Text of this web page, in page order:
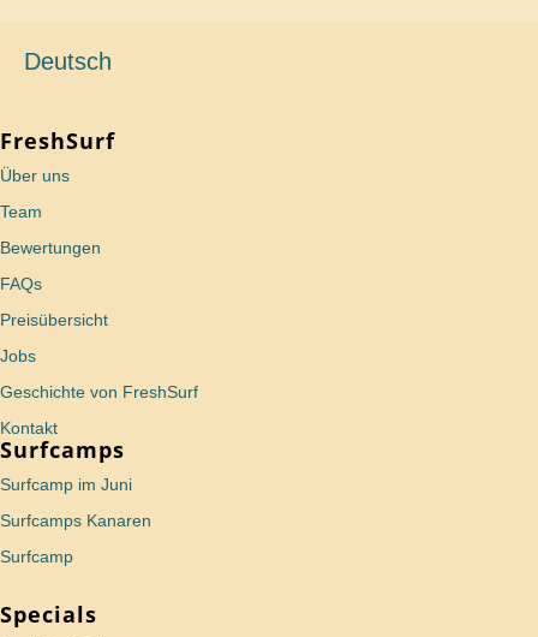
Deutsch
FreshSurf
Über uns
Team
Bewertungen
FAQs
Preisübersicht
Jobs
Geschichte von FreshSurf
Kontakt
Surfcamps
Surfcamp im Juni
Surfcamps Kanaren
Surfcamp
Specials